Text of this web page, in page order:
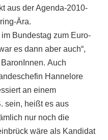
aus der Agenda-2010-
Ära.
Bundestag zum Euro-
es dann aber auch“,
Auch
Hannelore
an einem
sein, heißt es aus
nur noch die
wäre als Kandidat